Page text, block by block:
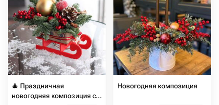
🎄 Праздничная
новогодняя композиция с
Новогодняя композиция